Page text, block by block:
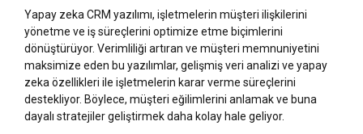
Yapay zeka CRM yazılımı, işletmelerin müşteri ilişkilerini
yönetme ve iş süreçlerini optimize etme biçimlerini
dönüştürüyor. Verimliliği artıran ve müşteri memnuniyetini
maksimize eden bu yazılımlar, gelişmiş veri analizi ve yapay
zeka özellikleri ile işletmelerin karar verme süreçlerini
destekliyor. Böylece, müşteri eğilimlerini anlamak ve buna
dayalı stratejiler geliştirmek daha kolay hale geliyor.